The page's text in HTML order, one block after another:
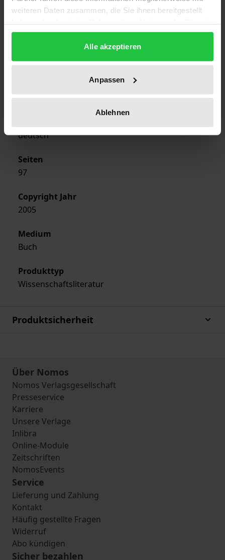
weiteren Daten zusammen, die Sie ihnen bereitgestellt
gesammelt haben.
Alle akzeptieren
Anpassen
Ablehnen
Erscheinungsjahr
Ergon
Softcover
deutsch
Seiten
97
Copyright Jahr
2005
Medium
Buch
Produkttyp
Wissenschaftsliteratur
Produktsicherheit
Über Nomos
Nomos Verlagsgesellschaft
Presseservice
Karriere
Unsere Verlage
Inlibra
Online-Module
Zeitschriften
NomosEvents
Service
Lieferung und Zahlung
Kontakt
Häufig gestellte Fragen
Widerruf
Abo kündigen
Sicher bezahlen